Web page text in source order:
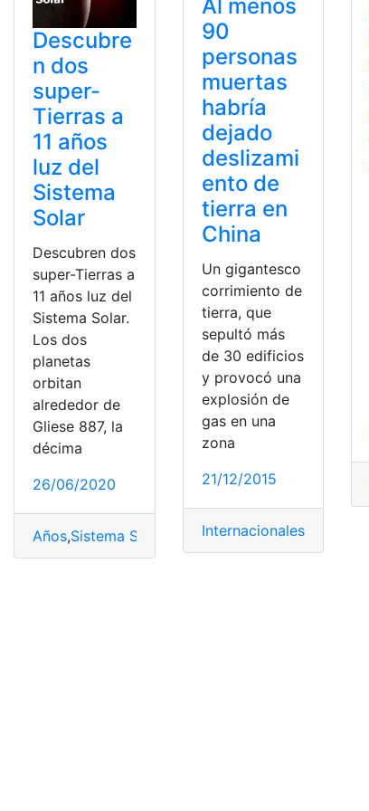
Descubre
n dos
super-
Tierras a
11 años
luz del
Sistema
Solar
Descubren dos
super-Tierras a
11 años luz del
Sistema Solar.
Los dos
planetas
orbitan
alrededor de
Gliese 887, la
décima
26/06/2020
Años,Sistema Solar Tierra
Al menos
90
personas
muertas
habría
dejado
deslizami
ento de
tierra en
China
Un gigantesco
corrimiento de
tierra, que
sepultó más
de 30 edificios
y provocó una
explosión de
gas en una
zona
21/12/2015
Internacionales